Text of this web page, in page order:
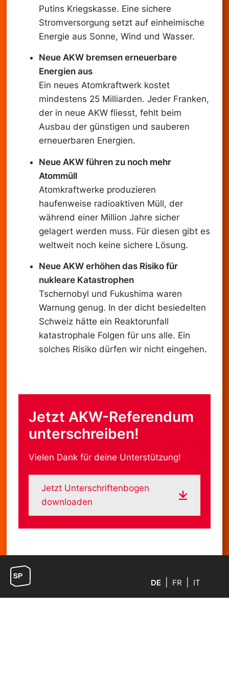
Putins Kriegskasse. Eine sichere
Stromversorgung setzt auf einheimische
Energie aus Sonne, Wind und Wasser.
Neue AKW bremsen erneuerbare
Energien aus
Ein neues Atomkraftwerk kostet
mindestens 25 Milliarden. Jeder Franken,
der in neue AKW fliesst, fehlt beim
Ausbau der günstigen und sauberen
erneuerbaren Energien.
Neue AKW führen zu noch mehr
Atommüll
Atomkraftwerke produzieren
haufenweise radioaktiven Müll, der
während einer Million Jahre sicher
gelagert werden muss. Für diesen gibt es
weltweit noch keine sichere Lösung.
Neue AKW erhöhen das Risiko für
nukleare Katastrophen
Tschernobyl und Fukushima waren
Warnung genug. In der dicht besiedelten
Schweiz hätte ein Reaktorunfall
katastrophale Folgen für uns alle. Ein
solches Risiko dürfen wir nicht eingehen.
Jetzt AKW-Referendum
unterschreiben!
Vielen Dank für deine Unterstützung!
Jetzt Unterschriftenbogen
downloaden
DE FR IT